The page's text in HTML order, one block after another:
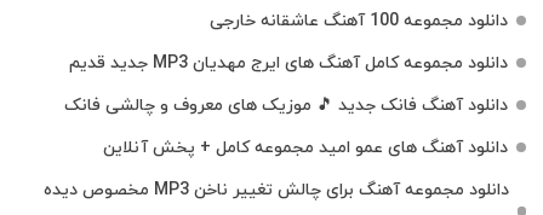
دانلود مجموعه 100 آهنگ عاشقانه خارجی
دانلود مجموعه کامل آهنگ های ایرج مهدیان MP3 جدید قدیم
دانلود آهنگ فانک جدید 🎵 موزیک‌ های معروف و چالشی فانک
دانلود آهنگ های عمو امید مجموعه کامل + پخش آنلاین
دانلود مجموعه آهنگ برای چالش تغییر ناخن MP3 مخصوص دیده